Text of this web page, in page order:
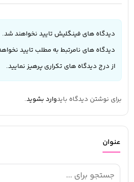
دیدگاه های فینگلیش تایید نخواهند شد.
دیدگاه های نامرتبط به مطلب تایید
از درج دیدگاه های تکراری پرهیز نمایید.
برای نوشتن دیدگاه بایدوارد بشوید.
عنوان